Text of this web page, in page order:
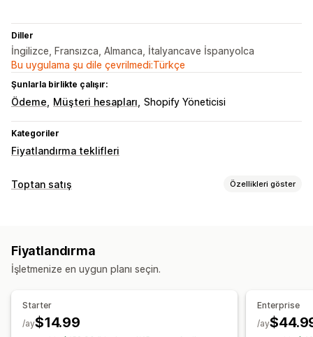
Diller
İngilizce, Fransızca, Almanca, İtalyancave İspanyolca
Bu uygulama şu dile çevrilmedi:Türkçe
Şunlarla birlikte çalışır:
Ödeme Müşteri hesapları Shopify Yöneticisi
Kategoriler
Fiyatlandırma teklifleri
Toptan satış Özellikleri göster
Kademeli fiyatlandırma
Vergi muafiyetleri Net vadeler
Müşteri etiketleme
Sipariş yönetimi
Fiyatlandırma
İşletmenize en uygun planı seçin.
Starter
$14.99
/ay
Enterprise
/ay